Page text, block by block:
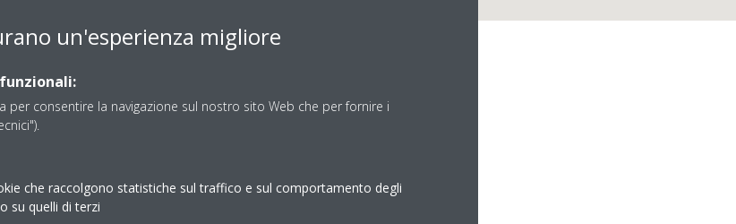
SIECOM SNC
un'esperienza migliore
per consentire la navigazione sul nostro sito Web che per fornire i
che raccolgono statistiche sul traffico e sul comportamento degli
su quelli di terzi